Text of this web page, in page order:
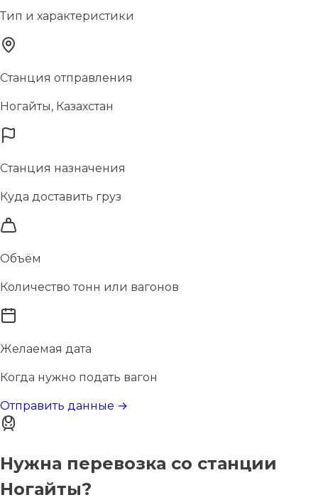
Тип и характеристики
Станция отправления
Ногайты, Казахстан
Станция назначения
Куда доставить груз
Объём
Количество тонн или вагонов
Желаемая дата
Когда нужно подать вагон
Отправить данные →
Нужна перевозка со станции
Ногайты?